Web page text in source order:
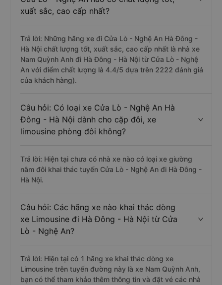
xuất sắc, cao cấp nhất?
Trả lời: Những hãng xe đi Cửa Lò - Nghệ An Hà Đông -
Hà Nội chất lượng tốt, xuất sắc, cao cấp nhất là nhà xe
Nam Quỳnh Anh đi Hà Đông - Hà Nội từ Cửa Lò - Nghệ
An với điểm chất lượng là 4.4/5 dựa trên 2222 đánh giá
của khách hàng).
Câu hỏi: Có loại xe Cửa Lò - Nghệ An Hà
Đông - Hà Nội dành cho cặp đôi, xe
limousine phòng đôi không?
Trả lời: Hiện tại chưa có nhà xe nào có loại xe giường
nằm đôi khai thác tuyến Cửa Lò - Nghệ An đi Hà Đông -
Hà Nội.
Câu hỏi: Các hãng xe nào khai thác dòng
xe Limousine đi Hà Đông - Hà Nội từ Cửa
Lò - Nghệ An?
Trả lời: Hiện tại có 1 hãng xe khai thác dòng xe
Limousine trên tuyến đường này là xe Nam Quỳnh Anh,
bạn có thể tham khảo thêm thông tin và đặt vé các nhà